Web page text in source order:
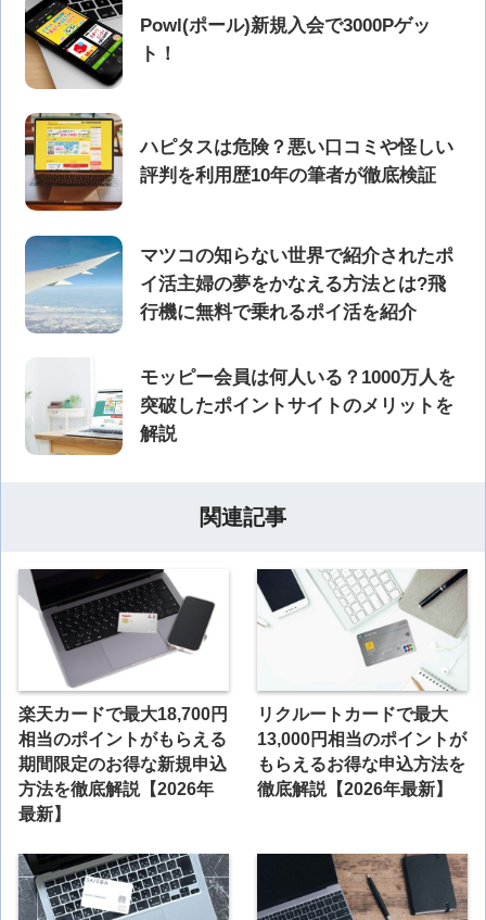
Powl(ポール)新規入会で3000Pゲッ
ト！
ハピタスは危険？悪い口コミや怪しい
評判を利用歴10年の筆者が徹底検証
マツコの知らない世界で紹介されたポ
イ活主婦の夢をかなえる方法とは?飛
行機に無料で乗れるポイ活を紹介
モッピー会員は何人いる？1000万人を
突破したポイントサイトのメリットを
解説
関連記事
楽天カードで最大18,700円
相当のポイントがもらえる
期間限定のお得な新規申込
方法を徹底解説【2026年
最新】
リクルートカードで最大
13,000円相当のポイントが
もらえるお得な申込方法を
徹底解説【2026年最新】